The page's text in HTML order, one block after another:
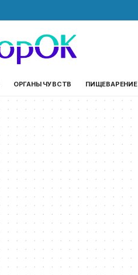
ОРГАНЫ ЧУВСТВ ПИЩЕВАРЕНИЕ